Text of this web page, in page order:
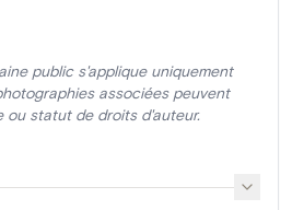
public s'applique uniquement
associées peuvent
ou statut de droits d'auteur.